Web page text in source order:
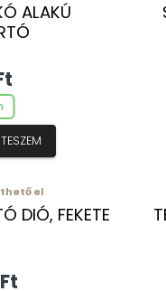
ALAKÚ
el
DIÓ, FEKETE